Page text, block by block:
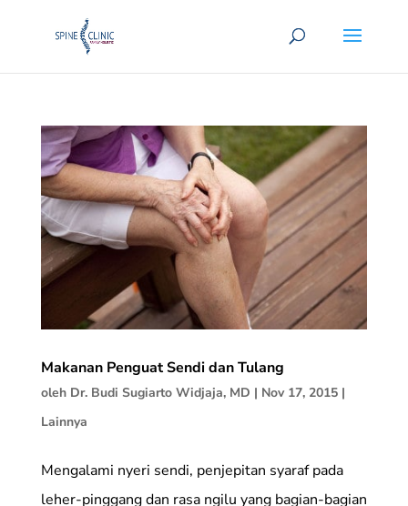
Makanan Penguat Sendi dan Tulang
oleh Dr. Budi Sugiarto Widjaja, MD | Nov 17, 2015|
Lainnya
Mengalami nyeri sendi, penjepitan syaraf pada
leher-pinggang dan rasa ngilu yang bagian-bagian